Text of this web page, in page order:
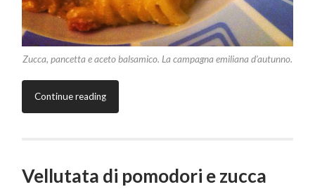
Zucca, pancetta e aceto balsamico. La campagna emiliana d’autunno.
Continue reading
Vellutata di pomodori e zucca